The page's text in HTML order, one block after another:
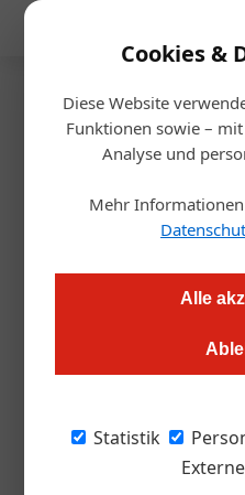
Cookies &
Diese Website
Funktionen sowie –
Analyse und
Mehr
Alle
Statistik
Startseite/
Thomas Askan Vierich
Die Digitalisierung kann bei
Umgang mit dem
müssen. Dabei kann